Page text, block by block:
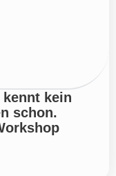
kein
schon.